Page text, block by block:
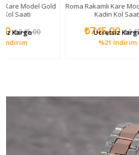
Gold
Roma Rakamlı Kare Model Gümüş
Kadın Kol Saati
₺745,00 ₺945,00
İndirim
Ücretsiz Kargo